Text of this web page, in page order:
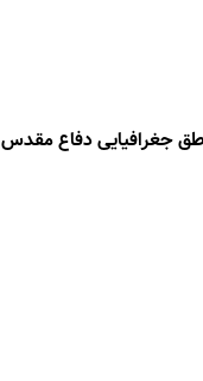
جغرافیایی دفاع مقدس